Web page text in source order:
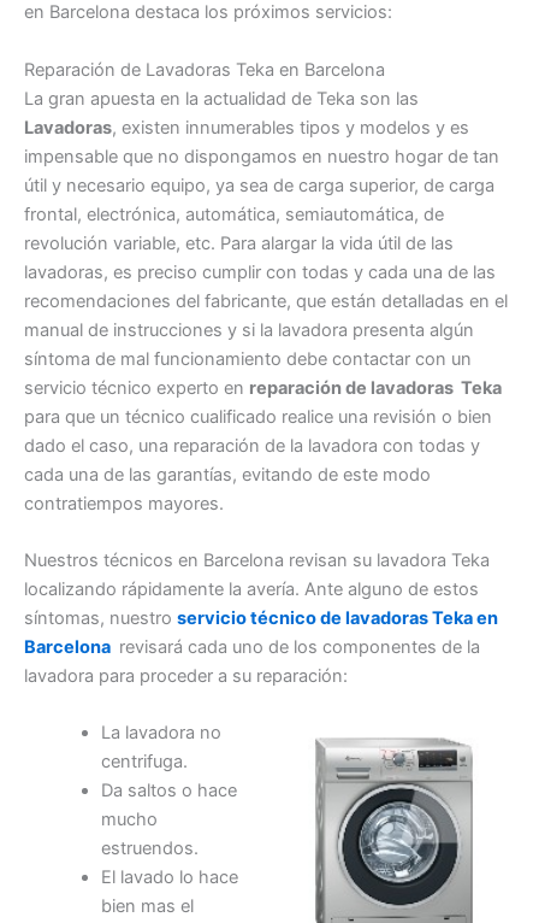
en Barcelona destaca los próximos servicios:
Reparación de Lavadoras Teka en Barcelona
La gran apuesta en la actualidad de Teka son las
Lavadoras, existen innumerables tipos y modelos y es
impensable que no dispongamos en nuestro hogar de tan
útil y necesario equipo, ya sea de carga superior, de carga
frontal, electrónica, automática, semiautomática, de
revolución variable, etc. Para alargar la vida útil de las
lavadoras, es preciso cumplir con todas y cada una de las
recomendaciones del fabricante, que están detalladas en el
manual de instrucciones y si la lavadora presenta algún
síntoma de mal funcionamiento debe contactar con un
servicio técnico experto en reparación de lavadoras Teka
para que un técnico cualificado realice una revisión o bien
dado el caso, una reparación de la lavadora con todas y
cada una de las garantías, evitando de este modo
contratiempos mayores.
Nuestros técnicos en Barcelona revisan su lavadora Teka
localizando rápidamente la avería. Ante alguno de estos
síntomas, nuestro servicio técnico de lavadoras Teka en
Barcelona revisará cada uno de los componentes de la
lavadora para proceder a su reparación:
La lavadora no
centrifuga.
Da saltos o hace
mucho
estruendos.
El lavado lo hace
bien mas el